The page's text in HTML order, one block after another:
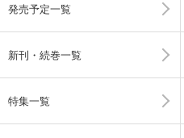
発売予定一覧
新刊・続巻一覧
特集一覧